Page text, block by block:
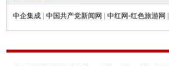
中企集成 中国共产党新闻网 中红网-红色旅游网